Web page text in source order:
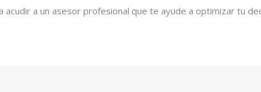
acudir a un asesor profesional que te ayude a optimizar tu